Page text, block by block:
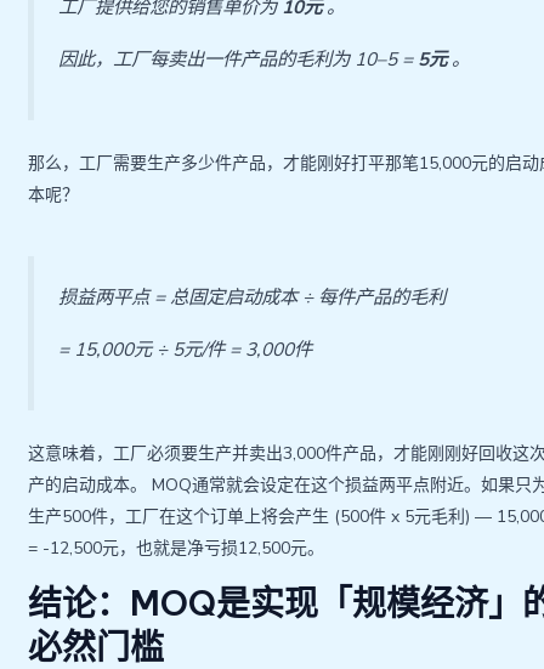
工厂提供给您的销售单价为10元。
因此，工厂每卖出一件产品的毛利为 10–5 =5元。
那么，工厂需要生产多少件产品，才能刚好打平那笔15,000元的启动
本呢？
损益两平点 = 总固定启动成本 ÷ 每件产品的毛利
= 15,000元 ÷ 5元/件 = 3,000件
这意味着，工厂必须要生产并卖出3,000件产品，才能刚刚好回收这
产的启动成本。 MOQ通常就会设定在这个损益两平点附近。如果只
生产500件，工厂在这个订单上将会产生 (500件 x 5元毛利) —
= -12,500元，也就是净亏损12,500元。
结论：MOQ是实现「规模经济」
必然门槛